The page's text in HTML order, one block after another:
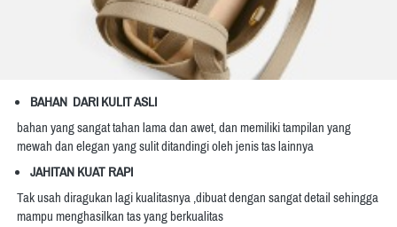
BAHAN  DARI KULIT ASLI
bahan yang sangat tahan lama dan awet, dan memiliki tampilan yang
mewah dan elegan yang sulit ditandingi oleh jenis tas lainnya
JAHITAN KUAT RAPI
Tak usah diragukan lagi kualitasnya ,dibuat dengan sangat detail sehingga
mampu menghasilkan tas yang berkualitas